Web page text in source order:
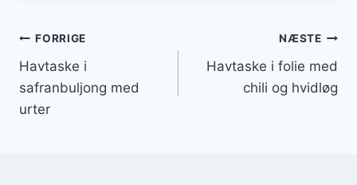
Indlægsnavigation
FORRIGE
Havtaske i
safranbuljong med
urter
NÆSTE
Havtaske i folie med
chili og hvidløg